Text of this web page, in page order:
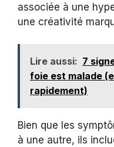
associée à une
une créativité
Lire aussi: 7
foie est malade
rapidement)
Bien que les
à une autre, ils